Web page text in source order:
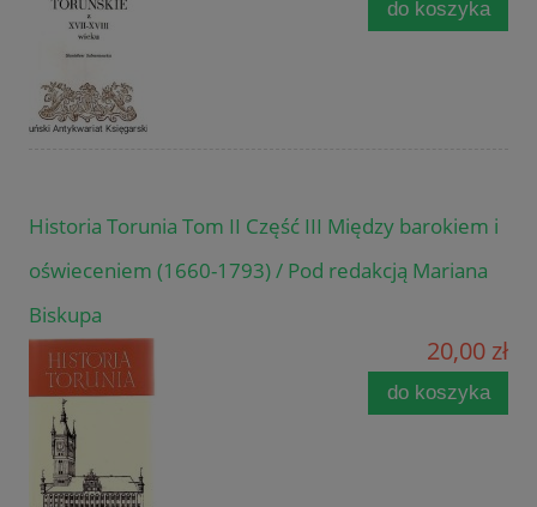
do koszyka
Historia Torunia Tom II Część III Między barokiem i
oświeceniem (1660-1793) / Pod redakcją Mariana
Biskupa
20,00 zł
do koszyka